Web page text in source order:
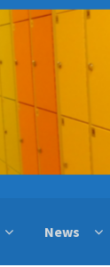
News